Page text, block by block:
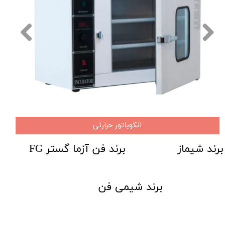
​برند فن آزما گستر FG ​​​برند شیماز​​​​​​​
برند شیمی فن
انکوباتور حرارتی